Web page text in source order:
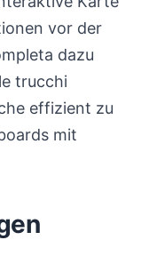
vor der
dazu
trucchi
effizient zu
mit